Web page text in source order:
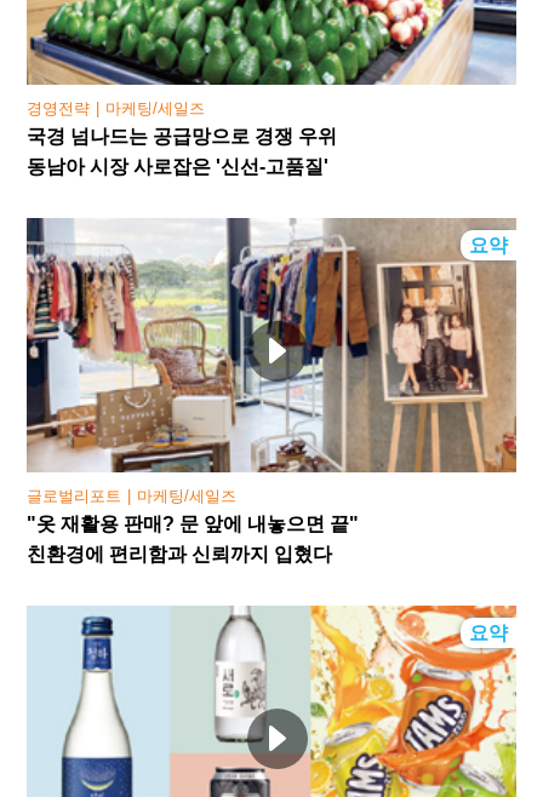
경영전략 마케팅/세일즈
국경 넘나드는 공급망으로 경쟁 우위
동남아 시장 사로잡은 '신선-고품질'
요약
글로벌리포트 마케팅/세일즈
"옷 재활용 판매? 문 앞에 내놓으면 끝"
친환경에 편리함과 신뢰까지 입혔다
요약